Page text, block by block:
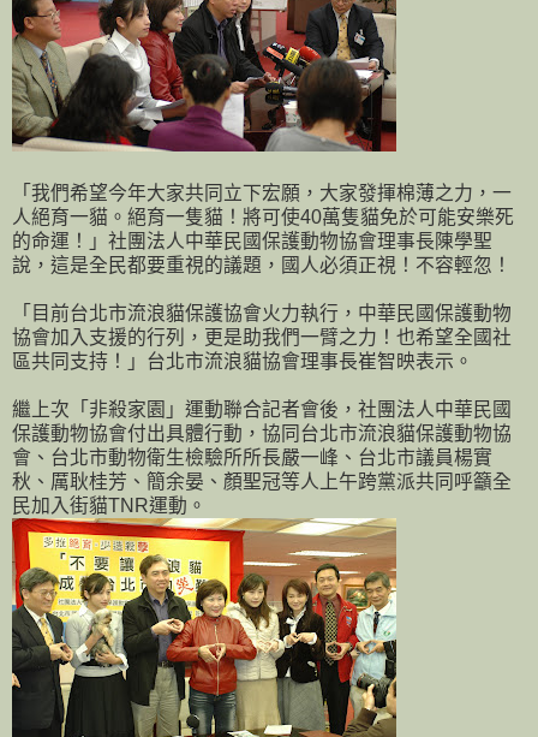
「我們希望今年大家共同立下宏願，大家發揮棉薄之力，一
人絕育一貓。絕育一隻貓！將可使40萬隻貓免於可能安樂死
的命運！」社團法人中華民國保護動物協會理事長陳學聖
說，這是全民都要重視的議題，國人必須正視！不容輕忽！
「目前台北市流浪貓保護協會火力執行，中華民國保護動物
協會加入支援的行列，更是助我們一臂之力！也希望全國社
區共同支持！」台北市流浪貓協會理事長崔智映表示。
繼上次「非殺家園」運動聯合記者會後，社團法人中華民國
保護動物協會付出具體行動，協同台北市流浪貓保護動物協
會、台北市動物衛生檢驗所所長嚴一峰、台北市議員楊實
秋、厲耿桂芳、簡余晏、顏聖冠等人上午跨黨派共同呼籲全
民加入街貓TNR運動。